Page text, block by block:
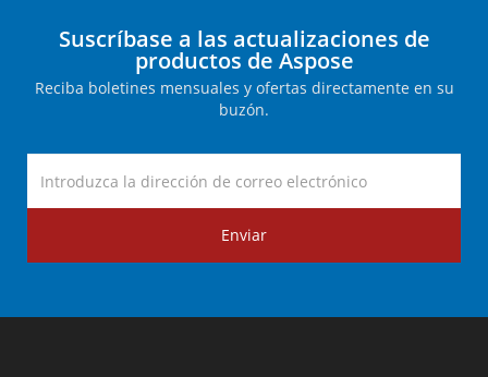
Suscríbase a las actualizaciones de
productos de Aspose
Reciba boletines mensuales y ofertas directamente en su
buzón.
Enviar